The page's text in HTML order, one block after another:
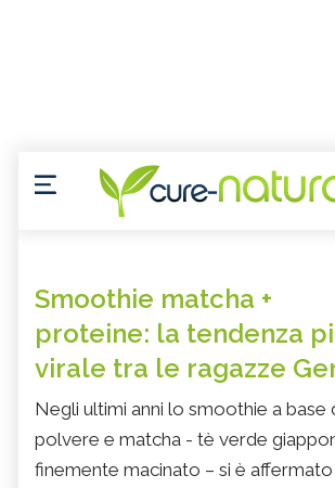
Smoothie matcha +
proteine: la tendenza
virale tra le ragazze
Negli ultimi anni lo smoothie a base
polvere e matcha - tè verde
finemente macinato – si è